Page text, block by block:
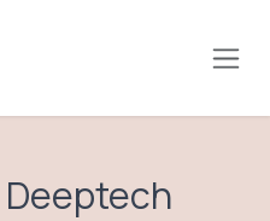
Deeptech